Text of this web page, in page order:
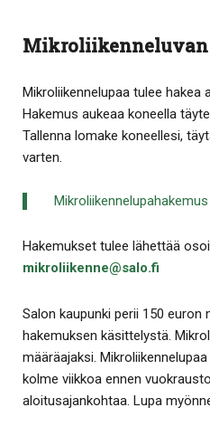
Mikroliikenneluvan
Mikroliikennelupaa tulee hakea
Hakemus aukeaa koneella
Tallenna lomake koneellesi,
varten.
Hakemukset tulee lähettää
mikroliikenne@salo.fi
Salon kaupunki perii 150 euron
hakemuksen käsittelystä.
määräajaksi.
kolme viikkoa ennen
aloitusajankohtaa. Lupa